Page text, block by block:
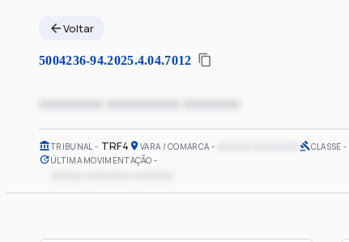
Voltar
5004236-94.2025.4.04.7012
xxxxxxxx xxxxxxxxx xxxxxxx
TRIBUNAL TRF4 VARA / COMARCA CLASSE
ÚLTIMA MOVIMENTAÇÃO